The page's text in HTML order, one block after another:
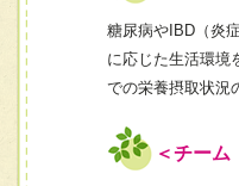
糖尿病やIBD（炎
に応じた生活環境
での栄養摂取状況
＜チー